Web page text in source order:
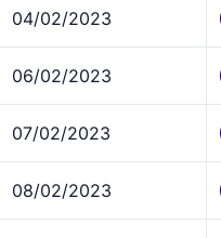
04/02/2023
06/02/2023
07/02/2023
08/02/2023